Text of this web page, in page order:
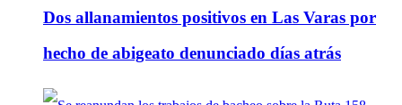
Dos allanamientos positivos en Las Varas por
hecho de abigeato denunciado días atrás